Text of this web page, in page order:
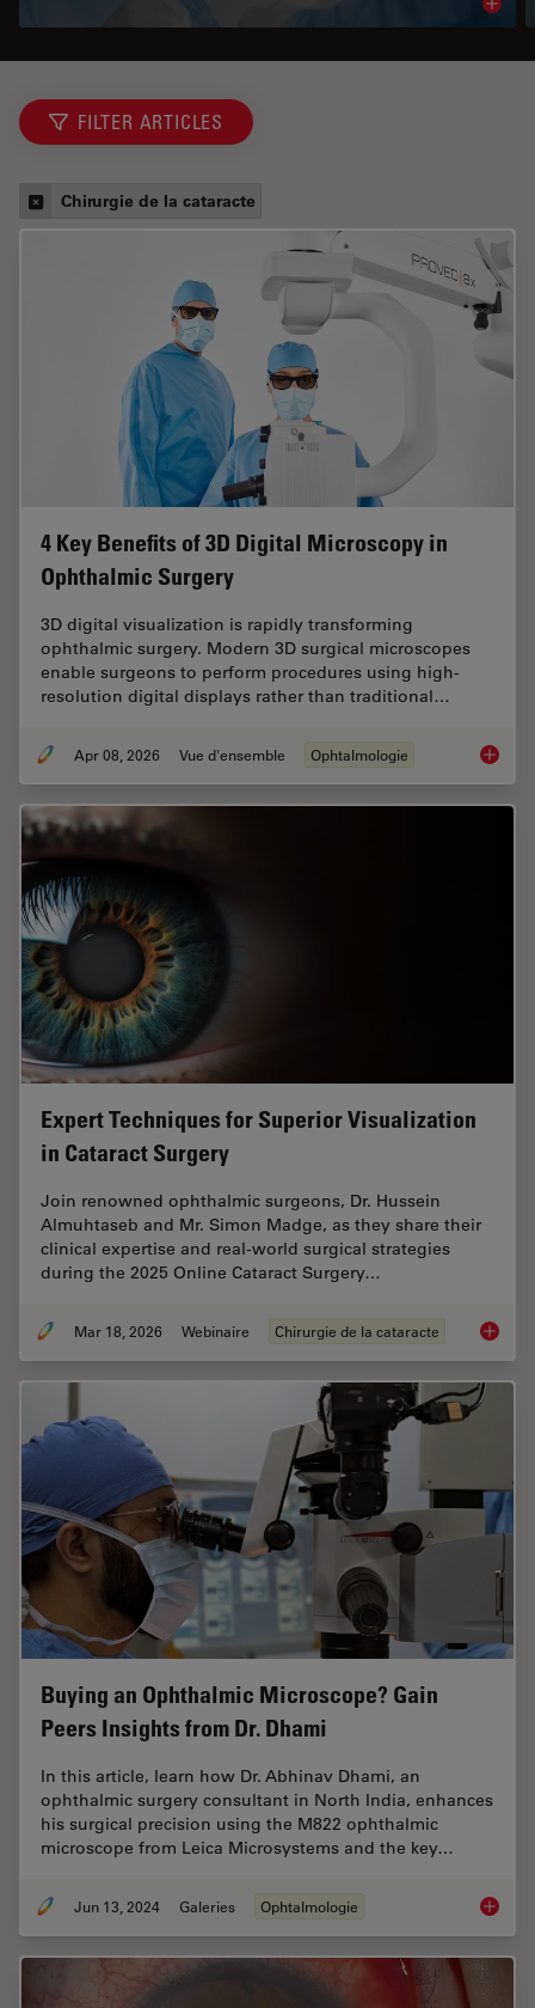
FILTER ARTICLES
Chirurgie de la cataracte
4 Key Benefits of 3D Digital Microscopy in
Ophthalmic Surgery
3D digital visualization is rapidly transforming
ophthalmic surgery. Modern 3D surgical microscopes
enable surgeons to perform procedures using high-
resolution digital displays rather than traditional…
Apr 08, 2026 Vue d'ensemble Ophtalmologie 4 Key
Expert Techniques for Superior Visualization
in Cataract Surgery
Join renowned ophthalmic surgeons, Dr. Hussein
Almuhtaseb and Mr. Simon Madge, as they share their
clinical expertise and real-world surgical strategies
during the 2025 Online Cataract Surgery…
Mar 18, 2026 Webinaire Chirurgie de la cataracte Expert
Buying an Ophthalmic Microscope? Gain
Peers Insights from Dr. Dhami
In this article, learn how Dr. Abhinav Dhami, an
ophthalmic surgery consultant in North India, enhances
his surgical precision using the M822 ophthalmic
microscope from Leica Microsystems and the key…
Jun 13, 2024 Galeries Ophtalmologie Buying